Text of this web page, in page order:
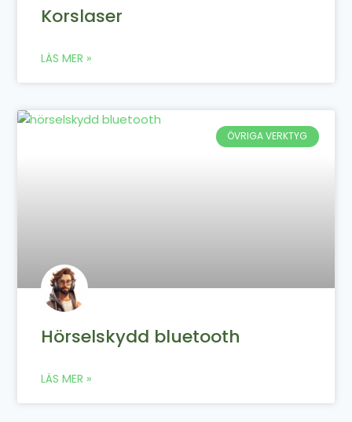
Korslaser
LÄS MER »
ÖVRIGA VERKTYG
Hörselskydd bluetooth
LÄS MER »